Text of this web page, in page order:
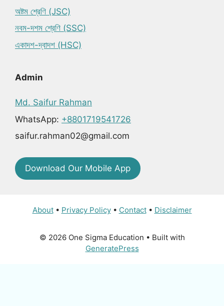
অষ্টম শ্রেণি (JSC)
নবম-দশম শ্রেণি (SSC)
একাদশ-দ্বাদশ (HSC)
Admin
Md. Saifur Rahman
WhatsApp: +8801719541726
saifur.rahman02@gmail.com
Download Our Mobile App
About• Privacy Policy• Contact• Disclaimer
© 2026 One Sigma Education • Built with
GeneratePress